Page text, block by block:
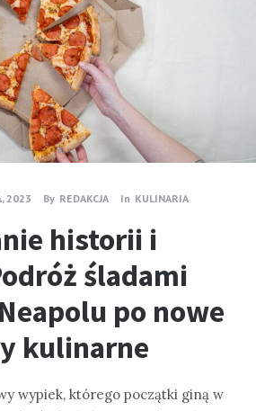
2023 By REDAKCJA In KULINARIA
historii i
śladami
po nowe
kulinarne
wypiek, którego początki giną w